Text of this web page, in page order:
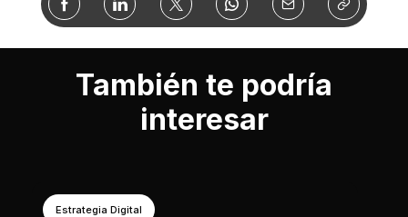
También te podría
interesar
Estrategia Digital